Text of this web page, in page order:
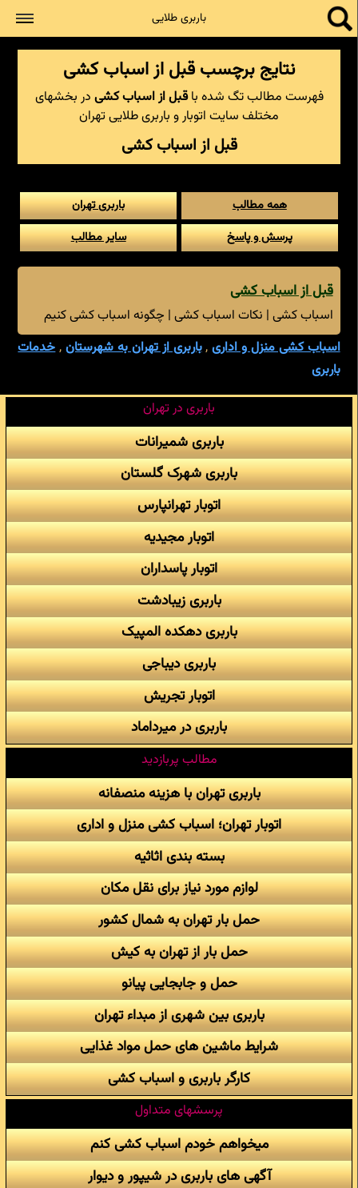
باربری طلایی
نتایج برچسب قبل از اسباب کشی
فهرست مطالب تگ شده باقبل از اسباب کشی در بخشهای
مختلف سایت اتوبار و باربری طلایی تهران
قبل از اسباب کشی
همه مطالب
باربری تهران
پرسش و پاسخ
سایر مطالب
قبل از اسباب کشی
اسباب کشی | نکات اسباب کشی | چگونه اسباب کشی کنیم
اسباب کشی منزل و اداری,باربری از تهران به شهرستان,خدمات
باربری
باربری در تهران
باربری شمیرانات
باربری شهرک گلستان
اتوبار تهرانپارس
اتوبار مجیدیه
اتوبار پاسداران
باربری زیبادشت
باربری دهکده المپیک
باربری دیباجی
اتوبار تجریش
باربری در میرداماد
مطالب پربازدید
باربری تهران با هزینه منصفانه
اتوبار تهران؛ اسباب کشی منزل و اداری
بسته بندی اثاثیه
لوازم مورد نیاز برای نقل مکان
حمل بار تهران به شمال کشور
حمل بار از تهران به کیش
حمل و جابجایی پیانو
باربری بین شهری از مبداء تهران
شرایط ماشین های حمل مواد غذایی
کارگر باربری و اسباب کشی
پرسشهای متداول
میخواهم خودم اسباب کشی کنم
آگهی های باربری در شیپور و دیوار
جستجو